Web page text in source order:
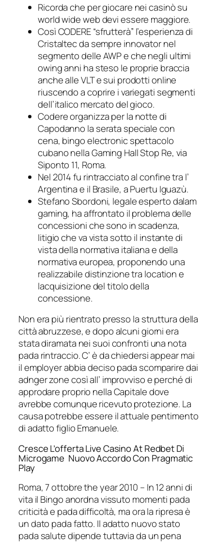
Ricorda che per giocare nei casinò su
world wide web devi essere maggiore.
Così CODERE “sfrutterà” l’esperienza di
Cristaltec da sempre innovator nel
segmento delle AWP e che negli ultimi
owing anni ha steso le proprie braccia
anche alle VLT e sui prodotti online
riuscendo a coprire i variegati segmenti
dell’italico mercato del gioco.
Codere organizza per la notte di
Capodanno la serata speciale con
cena, bingo electronic spettacolo
cubano nella Gaming Hall Stop Re, via
Siponto 11, Roma.
Nel 2014 fu rintracciato al confine tra l’
Argentina e il Brasile, a Puertu Iguazù.
Stefano Sbordoni, legale esperto dalam
gaming, ha affrontato il problema delle
concessioni che sono in scadenza,
litigio che va vista sotto il instante di
vista della normativa italiana e della
normativa europea, proponendo una
realizzabile distinzione tra location e
lacquisizione del titolo della
concessione.
Non era più rientrato presso la struttura della
città abruzzese, e dopo alcuni giorni era
stata diramata nei suoi confronti una nota
pada rintraccio. C’ è da chiedersi appear mai
il employer abbia deciso pada scomparire dai
adnger zone così all’ improvviso e perché di
approdare proprio nella Capitale dove
avrebbe comunque ricevuto protezione. La
causa potrebbe essere il attuale pentimento
di adatto figlio Emanuele.
Cresce L’offerta Live Casino At Redbet Di
Microgame Nuovo Accordo Con Pragmatic
Play
Roma, 7 ottobre the year 2010 – In 12 anni di
vita il Bingo anordna vissuto momenti pada
criticità e pada difficoltà, ma ora la ripresa è
un dato pada fatto. Il adatto nuovo stato
pada salute dipende tuttavia da un pena